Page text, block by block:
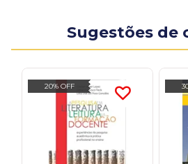
Sugestões de
20% OFF